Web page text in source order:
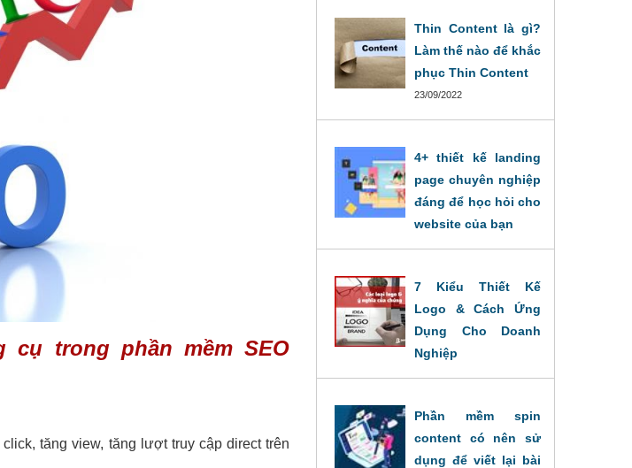
trong phần mềm SEO
tăng view, tăng lượt truy cập direct trên
Thin Content là gì?
Làm thế nào để khắc
phục Thin Content
23/09/2022
4+ thiết kế landing
page chuyên nghiệp
đáng để học hỏi cho
website của bạn
7 Kiểu Thiết Kế
Logo & Cách Ứng
Dụng Cho Doanh
Nghiệp
Phần mềm spin
content có nên sử
dụng để viết lại bài